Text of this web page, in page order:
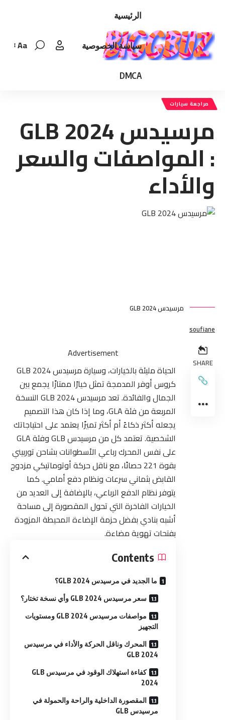
الرئيسية
سياسة الخصوصية
DMCA
Font
Aa
مراجعة سيارات
مرسيدس GLB 2024
: المواصفات والسعر
والأداء
مرسيدس GLB 2024
soufiane
SHARE
Advertisement
الحياة مليئة بالخيارات، وسيارة مرسيدس GLB 2024
كروس أوفر المدمجة تمثل خيارًا ممتازًا يجمع بين
الجمال والفائدة. تعد مرسيدس GLB 2024 النسخة
المربعة من فئة GLA، وما إذا كان هذا التصميم
يجعله أكثر ذكاءً أم أكثر تميزًا يعتمد على احتياجاتك
الشخصية. تعتمد كل من مرسيدس GLB وفئة GLA
على نفس المحرك رباعي الأسطوانات بشاحن توربيني
بقوة 221 حصانًا، مع ناقل حركة أوتوماتيكي مزدوج
القابض بثماني سرعات ونظام دفع أمامي. كما
يتوفر نظام الدفع الرباعي، بالإضافة إلى العديد من
الخيارات الفاخرة التي تحول المقصورة إلى مساحة
أشبه بنادي بفضل حزمة الإضاءة المحيطة المزودة
بفتحات تهوية مضاءة.
Contents
ما الجديد في مرسيدس GLB 2024؟
سعر مرسيدس GLB 2024 وأي نسخة تختار؟
مواصفات مرسيدس GLB 2024 ومستويات
التجهيز
المحرك وناقل الحركة والأداء في مرسيدس
GLB 2024
كفاءة استهلاك الوقود في مرسيدس GLB
2024
المقصورة الداخلية والراحة والحمولة في
مرسيدس GLB